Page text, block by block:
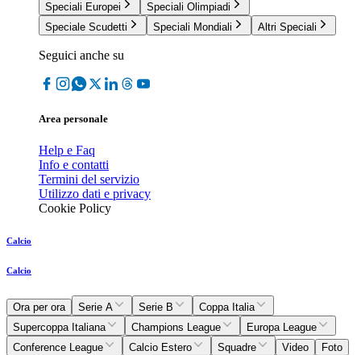
Speciali Europei
Speciali Olimpiadi
Speciale Scudetti
Speciali Mondiali Altri Speciali
Seguici anche su
Area personale
Help e Faq
Info e contatti
Termini del servizio
Utilizzo dati e privacy
Cookie Policy
Calcio
Calcio
Ora per ora Serie A Serie B
Coppa Italia
Supercoppa Italiana
Champions League
Europa League
Conference League
Calcio Estero Squadre Video
Foto